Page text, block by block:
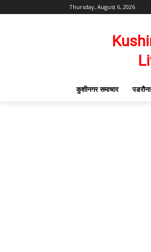
Thursday, August 6, 2026
कुशीनगर समाचार पडरौना